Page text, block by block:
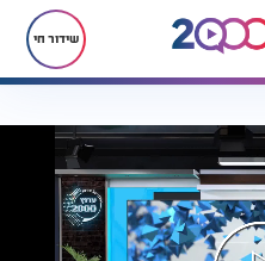
שידור חי
הסגולות הנדירות שיש בתוך ברכת המזון